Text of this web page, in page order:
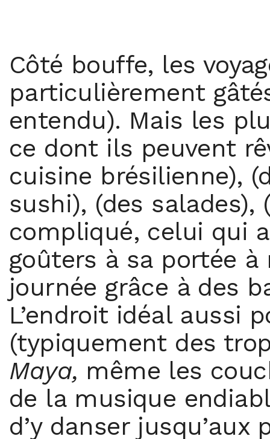
Côté bouffe, les
particulièrement
entendu). Mais les
ce dont ils peuvent
cuisine brésilienne),
sushi), (des salades),
compliqué, celui qui
goûters à sa portée
journée grâce à des
L’endroit idéal aussi
(typiquement des
Maya, même les
de la musique
d’y danser